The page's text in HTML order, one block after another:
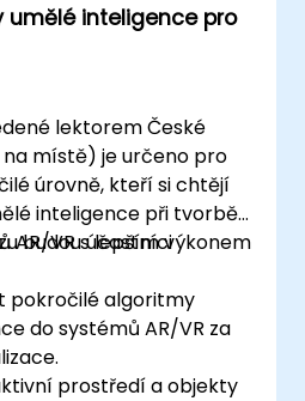
umělé inteligence pro
lektorem České
místě) je určeno pro
úrovně, kteří si chtějí
inteligence při tvorbě
AR/VR s lepším výkonem
budou účastníci
pokročilé algoritmy
do systémů AR/VR za
prostředí a objekty